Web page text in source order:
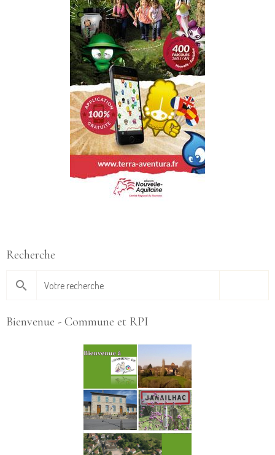
Recherche
Bienvenue - Commune et RPI